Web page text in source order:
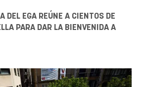
DEL EGA REÚNE A CIENTOS DE
PARA DAR LA BIENVENIDA A